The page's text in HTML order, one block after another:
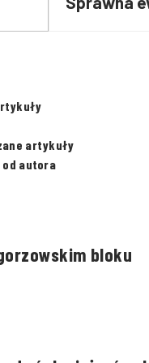
artykuły
od autora
bloku